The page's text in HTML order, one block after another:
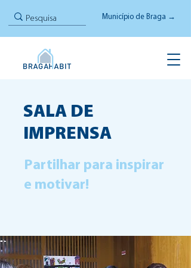
Município de Braga →
SALA DE
IMPRENSA
Partilhar para inspirar
e motivar!